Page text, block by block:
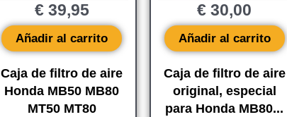
Caja de filtro de aire
Honda MB50 MB80
MT50 MT80
€39,95
Añadir al carrito
Caja de filtro de aire
original, especial
para Honda MB80...
€ 30,00
Añadir al carrito